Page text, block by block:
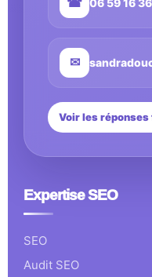
06 59 16
✉
Voir les
Expertise SEO
SEO
Audit SEO